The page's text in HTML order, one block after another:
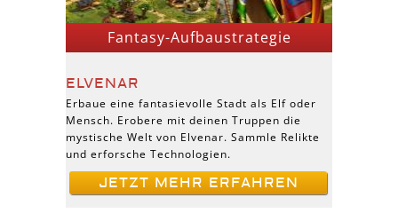
Fantasy-Aufbaustrategie
ELVENAR
Erbaue eine fantasievolle Stadt als Elf oder
Mensch. Erobere mit deinen Truppen die
mystische Welt von Elvenar. Sammle Relikte
und erforsche Technologien.
JETZT MEHR ERFAHREN